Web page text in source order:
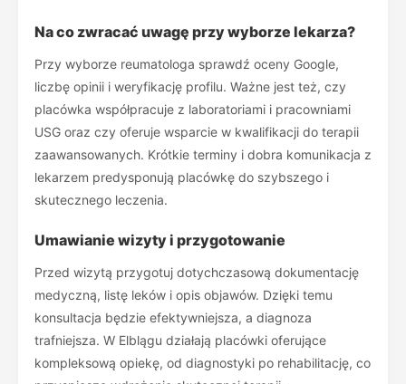
Na co zwracać uwagę przy wyborze lekarza?
Przy wyborze reumatologa sprawdź oceny Google,
liczbę opinii i weryfikację profilu. Ważne jest też, czy
placówka współpracuje z laboratoriami i pracowniami
USG oraz czy oferuje wsparcie w kwalifikacji do terapii
zaawansowanych. Krótkie terminy i dobra komunikacja z
lekarzem predysponują placówkę do szybszego i
skutecznego leczenia.
Umawianie wizyty i przygotowanie
Przed wizytą przygotuj dotychczasową dokumentację
medyczną, listę leków i opis objawów. Dzięki temu
konsultacja będzie efektywniejsza, a diagnoza
trafniejsza. W Elblągu działają placówki oferujące
kompleksową opiekę, od diagnostyki po rehabilitację, co